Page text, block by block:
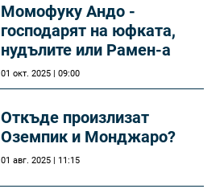
Момофуку Андо -
господарят на юфката,
нудълите или Рамен-а
01 окт. 2025 | 09:00
Откъде произлизат
Оземпик и Монджаро?
01 авг. 2025 | 11:15